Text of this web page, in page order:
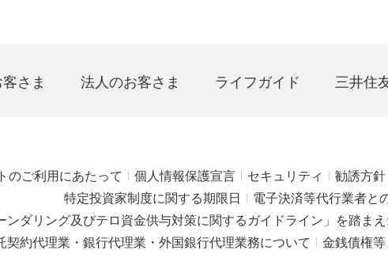
さま 法人のお客さま ライフガイド 三井住
のご利用にあたって 個人情報保護宣言 セキュリティ 勧誘方針
特定投資家制度に関する期限日
電子決済等代行業者と
ンダリング及びテロ資金供与対策に関するガイドライン」を踏ま
契約代理業・銀行代理業・外国銀行代理業務について
金銭債権